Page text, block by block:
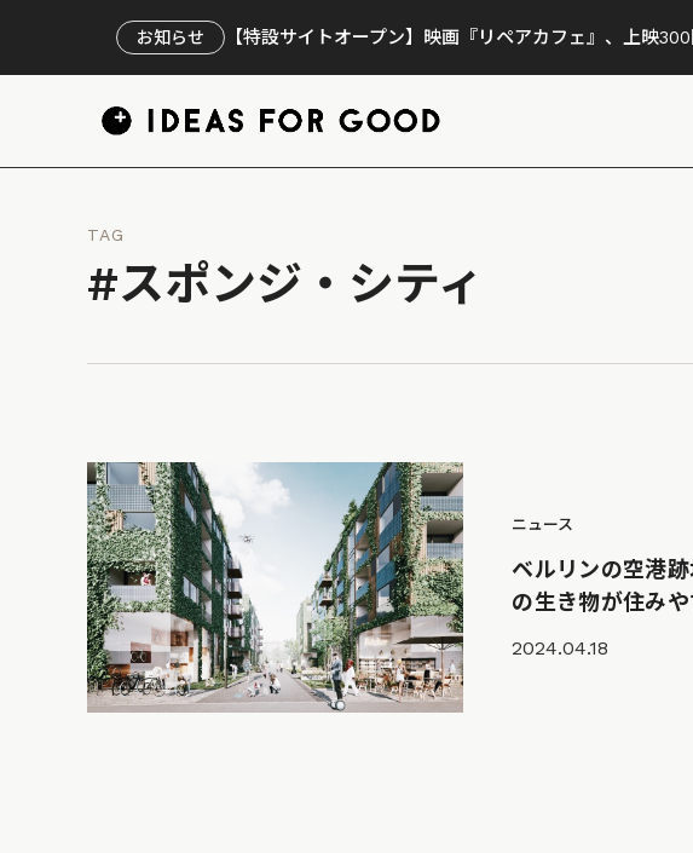
お知らせ 【特設サイトオープン】映画『リペアカフェ』、上映
TAG
#スポンジ・シティ
ニュース
ベルリンの空港
の生き物が住み
2024.04.18